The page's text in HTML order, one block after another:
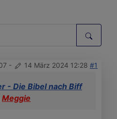
- 14 März 2024 12:28 #1
- Die Bibel nach Biff
Meggie